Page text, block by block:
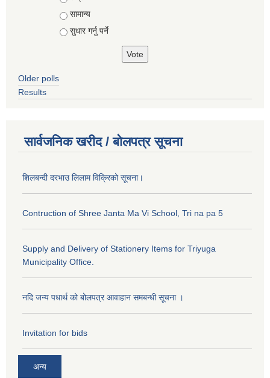
सामान्य
सुधार गर्नु पर्ने
Older polls
Results
सार्वजनिक खरीद / बोलपत्र सूचना
शिलबन्दी दरभाउ लिलाम विक्रिको सूचना।
Contruction of Shree Janta Ma Vi School, Tri na pa 5
Supply and Delivery of Stationery Items for Triyuga
Municipality Office.
नदि जन्य पधार्थ को बोलपत्र आवाहान समबन्धी सूचना ।
Invitation for bids
अन्य